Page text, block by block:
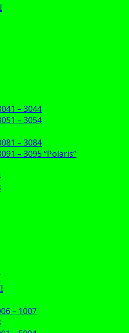
– 3044
– 3054
– 3084
– 3095 “Polaris”
– 1007